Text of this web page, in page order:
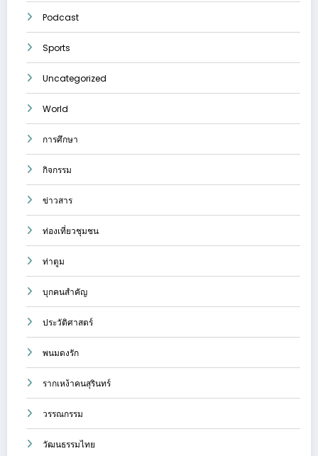
Podcast
Sports
Uncategorized
World
การศึกษา
กิจกรรม
ข่าวสาร
ท่องเที่ยวชุมชน
ท่าตูม
บุกคนสำคัญ
ประวัติศาสตร์
พนมดงรัก
รากเหง้าคนสุรินทร์
วรรณกรรม
วัฒนธรรมไทย